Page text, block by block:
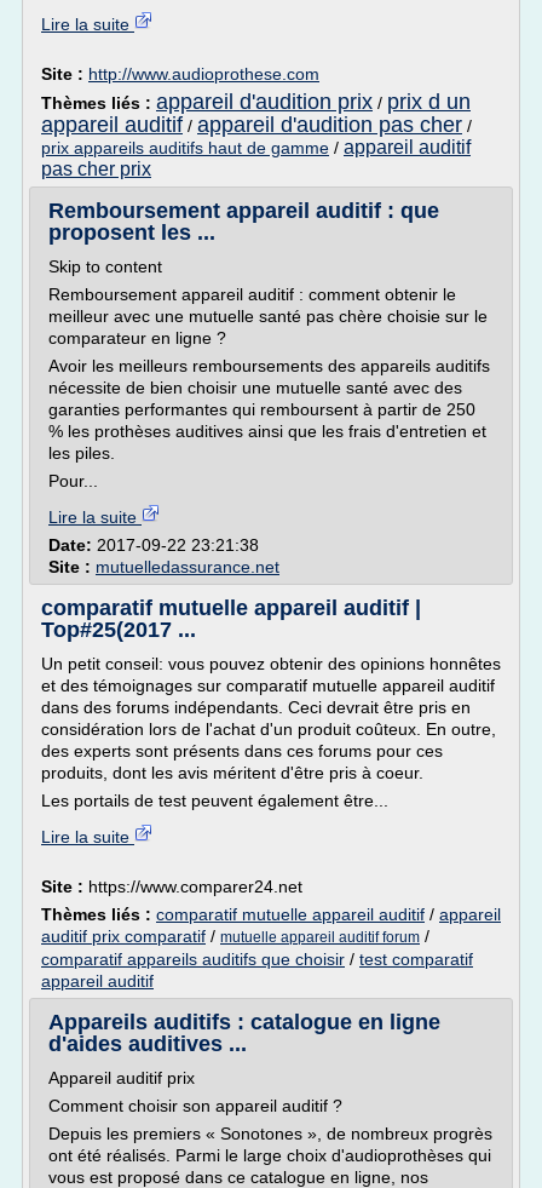
Lire la suite
Site : http://www.audioprothese.com
Thèmes liés : appareil d'audition prix / prix d un
appareil auditif / appareil d'audition pas cher /
prix appareils auditifs haut de gamme / appareil auditif
pas cher prix
Remboursement appareil auditif : que
proposent les ...
Skip to content
Remboursement appareil auditif : comment obtenir le
meilleur avec une mutuelle santé pas chère choisie sur le
comparateur en ligne ?
Avoir les meilleurs remboursements des appareils auditifs
nécessite de bien choisir une mutuelle santé avec des
garanties performantes qui remboursent à partir de 250
% les prothèses auditives ainsi que les frais d'entretien et
les piles.
Pour...
Lire la suite
Date: 2017-09-22 23:21:38
Site : mutuelledassurance.net
comparatif mutuelle appareil auditif |
Top#25(2017 ...
Un petit conseil: vous pouvez obtenir des opinions honnêtes
et des témoignages sur comparatif mutuelle appareil auditif
dans des forums indépendants. Ceci devrait être pris en
considération lors de l'achat d'un produit coûteux. En outre,
des experts sont présents dans ces forums pour ces
produits, dont les avis méritent d'être pris à coeur.
Les portails de test peuvent également être...
Lire la suite
Site : https://www.comparer24.net
Thèmes liés : comparatif mutuelle appareil auditif / appareil
auditif prix comparatif / mutuelle appareil auditif forum /
comparatif appareils auditifs que choisir / test comparatif
appareil auditif
Appareils auditifs : catalogue en ligne
d'aides auditives ...
Appareil auditif prix
Comment choisir son appareil auditif ?
Depuis les premiers « Sonotones », de nombreux progrès
ont été réalisés. Parmi le large choix d'audioprothèses qui
vous est proposé dans ce catalogue en ligne, nos